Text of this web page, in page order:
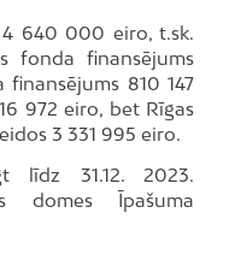
4 640 000 eiro, t.sk.
fonda finansējums
810 147
972 eiro, bet Rīgas
3 331 995 eiro.
līdz 31.12. 2023.
domes Īpašuma